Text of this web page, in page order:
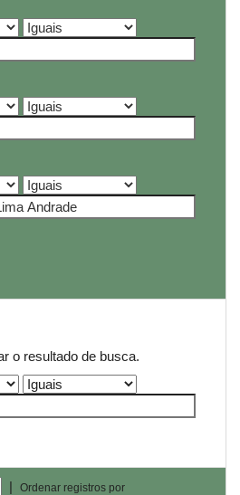
o resultado de busca.
|
Ordenar registros por